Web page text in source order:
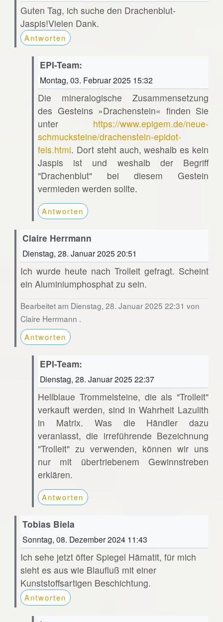
Guten Tag, ich suche den Drachenblut-
Jaspis!Vielen Dank.
Antworten
EPI-Team:
Montag, 03. Februar 2025 15:32
Die mineralogische Zusammensetzung
des Gesteins »Drachenstein« finden Sie
unter https://www.epigem.de/neue-
schmucksteine/drachenstein-epidot-
fels.html. Dort steht auch, weshalb es kein
Jaspis ist und weshalb der Begriff
"Drachenblut" bei diesem Gestein
vermieden werden sollte.
Antworten
Claire Herrmann
Dienstag, 28. Januar 2025 20:51
Ich wurde heute nach Trolleit gefragt. Scheint
ein Aluminiumphosphat zu sein.
Bearbeitet am Dienstag, 28. Januar 2025 22:31 von
Claire Herrmann .
Antworten
EPI-Team:
Dienstag, 28. Januar 2025 22:37
Hellblaue Trommelsteine, die als "Trolleit"
verkauft werden, sind in Wahrheit Lazulith
in Matrix. Was die Händler dazu
veranlasst, die irreführende Bezeichnung
"Trolleit" zu verwenden, können wir uns
nur mit übertriebenem Gewinnstreben
erklären.
Antworten
Tobias Biela
Sonntag, 08. Dezember 2024 11:43
Ich sehe jetzt öfter Spiegel Hämatit, für mich
sieht es aus wie Blaufluß mit einer
Kunststoffsartigen Beschichtung.
Antworten